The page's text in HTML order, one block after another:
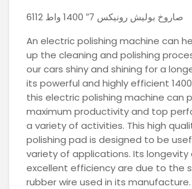
صاروخ بوليش رونيكس 7″ 1400 واط 6112
An electric polishing machine can
up the cleaning and polishing
our cars shiny and shining for a
its powerful and highly efficient
this electric polishing machine can
maximum productivity and top
a variety of activities. This high
polishing pad is designed to be
variety of applications. Its longevity
excellent efficiency are due to the
rubber wire used in its manufacture.